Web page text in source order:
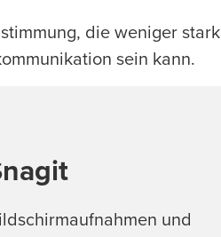
die weniger stark
sein kann.
und